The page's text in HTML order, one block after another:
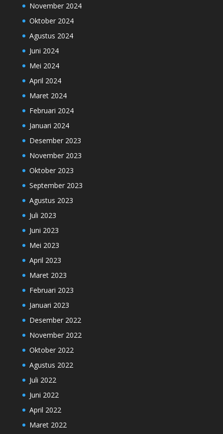
November 2024
Oktober 2024
Agustus 2024
Juni 2024
Mei 2024
April 2024
Maret 2024
Februari 2024
Januari 2024
Desember 2023
November 2023
Oktober 2023
September 2023
Agustus 2023
Juli 2023
Juni 2023
Mei 2023
April 2023
Maret 2023
Februari 2023
Januari 2023
Desember 2022
November 2022
Oktober 2022
Agustus 2022
Juli 2022
Juni 2022
April 2022
Maret 2022